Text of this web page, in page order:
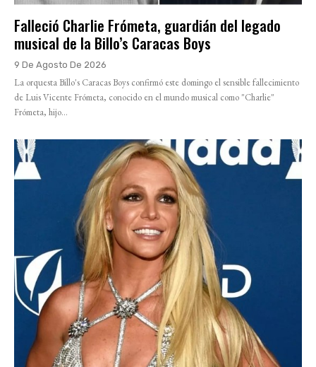
Falleció Charlie Frómeta, guardián del legado
musical de la Billo’s Caracas Boys
9 De Agosto De 2026
La orquesta Billo's Caracas Boys confirmó este domingo el sensible fallecimiento
de Luis Vicente Frómeta, conocido en el mundo musical como "Charlie"
Frómeta, hijo...